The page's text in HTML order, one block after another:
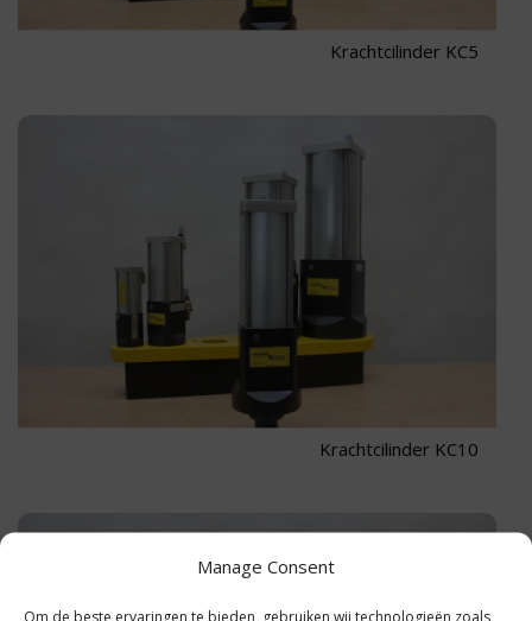
Manage Consent
Om de beste ervaringen te bieden, gebruiken wij technologieën zoals
Krachtcilinder KC5
Krachtcilinder KC10